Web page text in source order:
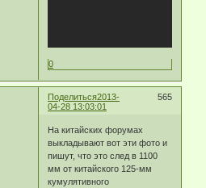
0
Поделиться 565
2013-
04-28 13:03:01
На китайских форумах
выкладывают вот эти фото и
пишут, что это след в 1100
мм от китайского 125-мм
кумулятивного